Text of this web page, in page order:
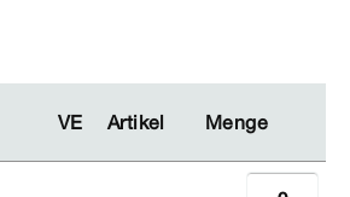
VE Artikel Menge
VE Artikel Menge